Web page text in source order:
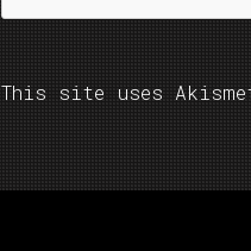
This site uses